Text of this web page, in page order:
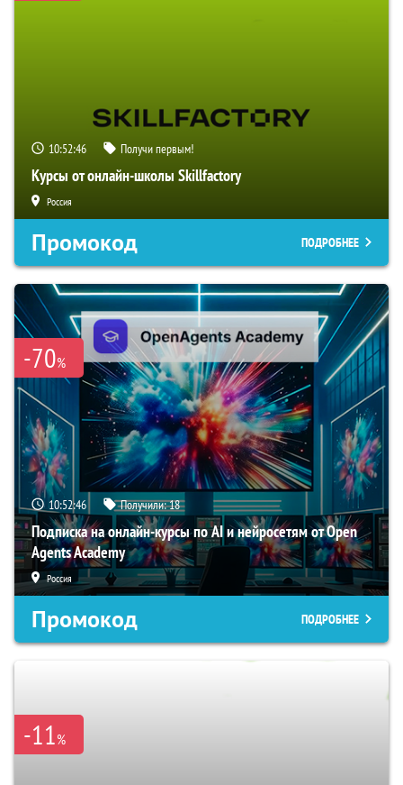
10:52:46 Получи первым!
Курсы от онлайн-школы Skillfactory
Россия
Промокод ПОДРОБНЕЕ
-70%
10:52:46 Получили:18
Подписка на онлайн-курсы по AI и нейросетям от Open
Agents Academy
Россия
Промокод ПОДРОБНЕЕ
-11%